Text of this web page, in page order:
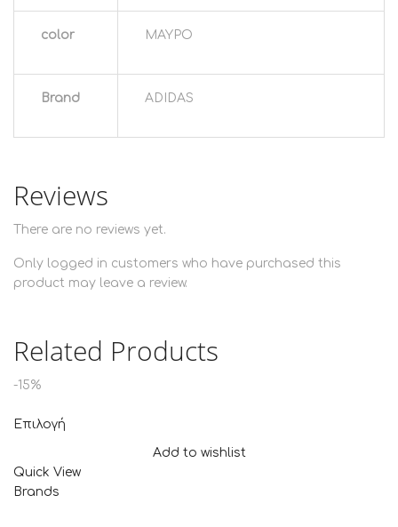
color ΜΑΥΡΟ
Brand ADIDAS
Reviews
There are no reviews yet.
Only logged in customers who have purchased this
product may leave a review.
Related Products
-15%
Επιλογή
Add to wishlist
Quick View
Brands